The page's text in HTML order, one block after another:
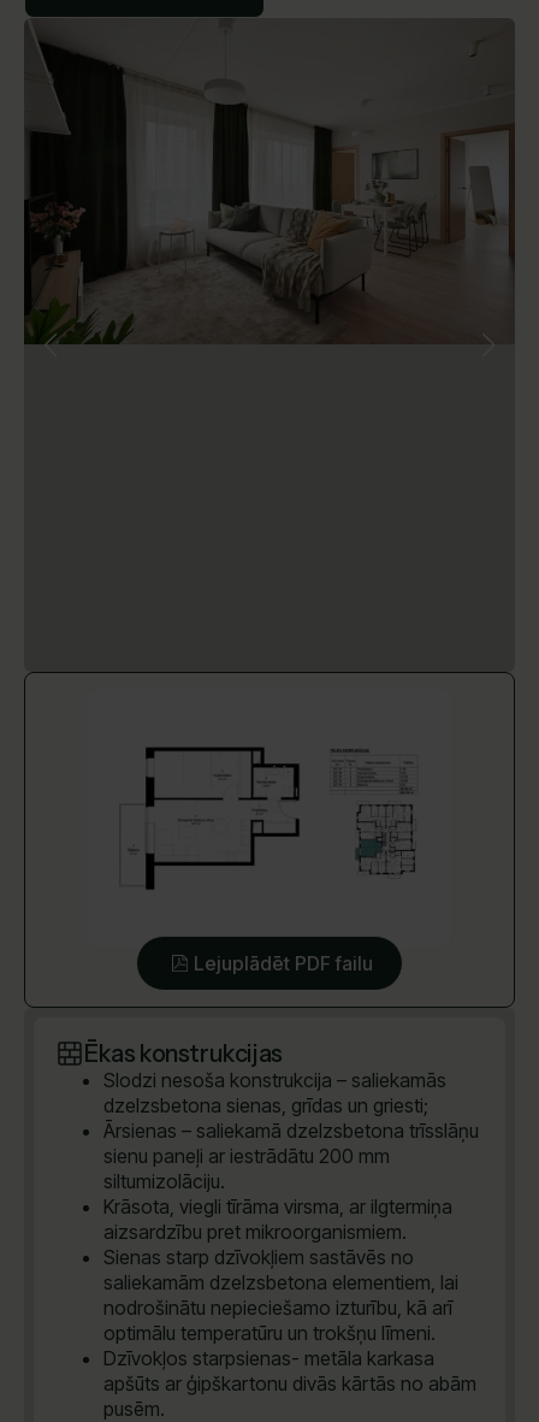
Lejuplādēt PDF failu
Ēkas konstrukcijas
Slodzi nesoša konstrukcija – saliekamās
dzelzsbetona sienas, grīdas un griesti;
Ārsienas – saliekamā dzelzsbetona trīsslāņu
sienu paneļi ar iestrādātu 200 mm
siltumizolāciju.
Krāsota, viegli tīrāma virsma, ar ilgtermiņa
aizsardzību pret mikroorganismiem.
Sienas starp dzīvokļiem sastāvēs no
saliekamām dzelzsbetona elementiem, lai
nodrošinātu nepieciešamo izturību, kā arī
optimālu temperatūru un trokšņu līmeni.
Dzīvokļos starpsienas- metāla karkasa
apšūts ar ģipškartonu divās kārtās no abām
pusēm.